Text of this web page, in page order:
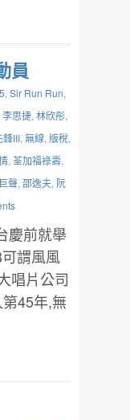
員
, Sir Run Run,
李思捷, 林欣彤,
鋒III, 無線, 版稅,
, 荃加福祿壽,
聲, 邵逸夫, 阮
慶前就舉
謂風風
唱片公司
45年,無